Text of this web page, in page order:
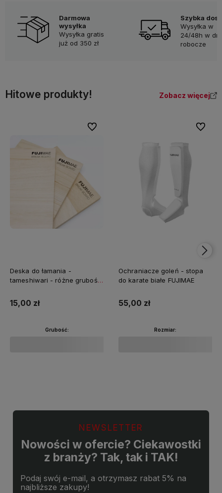
Darmowa
wysyłka
Wysyłka gratis
już od 350 zł
Szybka
Wysyłka w
24/48h w dni
robocze
Hitowe produkty! Zobacz więcej
Deska do łamania -
tameshiwari - różne grubości
15,00 zł
Grubość:
Do ulubionych
Ochraniacze goleń - stopa
do karate białe FUJIMAE
55,00 zł
Rozmiar:
Do
NEWSLETTER
Nowości w ofercie? Ciekawostki
z branży? Tak, tak i TAK!
Podaj swój e-mail, a otrzymasz rabat 5% na
najbliższe zakupy!